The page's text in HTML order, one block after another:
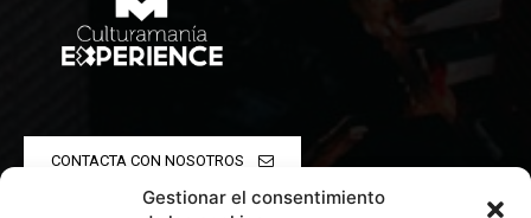
Gestionar el consentimiento
CONTACTA CON NOSOTROS